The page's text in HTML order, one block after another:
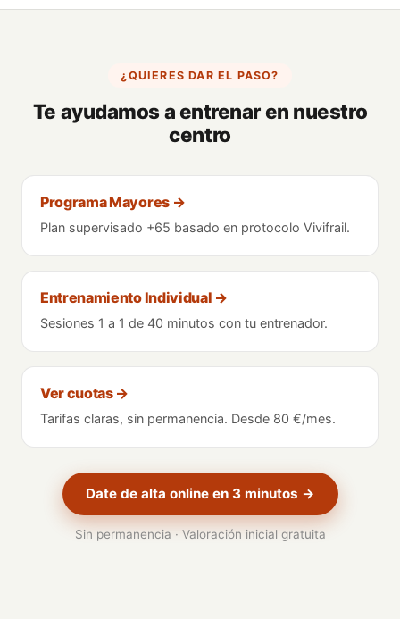
¿QUIERES DAR EL PASO?
Te ayudamos a entrenar en nuestro
centro
Programa Mayores→
Plan supervisado +65 basado en protocolo Vivifrail.
Entrenamiento Individual →
Sesiones 1 a 1 de 40 minutos con tu entrenador.
Ver cuotas→
Tarifas claras, sin permanencia. Desde 80 €/mes.
Date de alta online en 3 minutos →
Sin permanencia · Valoración inicial gratuita